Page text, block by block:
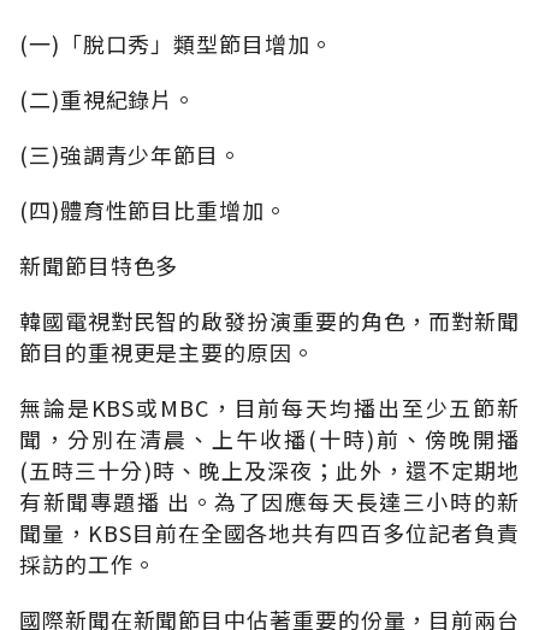
(一)「脫口秀」類型節目增加。
(二)重視紀錄片。
(三)強調青少年節目。
(四)體育性節目比重增加。
新聞節目特色多
韓國電視對民智的啟發扮演重要的角色，而對新聞
節目的重視更是主要的原因。
無論是KBS或MBC，目前每天均播出至少五節新
聞，分別在清晨、上午收播(十時)前、傍晚開播
(五時三十分)時、晚上及深夜；此外，還不定期地
有新聞專題播 出。為了因應每天長達三小時的新
聞量，KBS目前在全國各地共有四百多位記者負責
採訪的工作。
國際新聞在新聞節目中佔著重要的份量，目前兩台